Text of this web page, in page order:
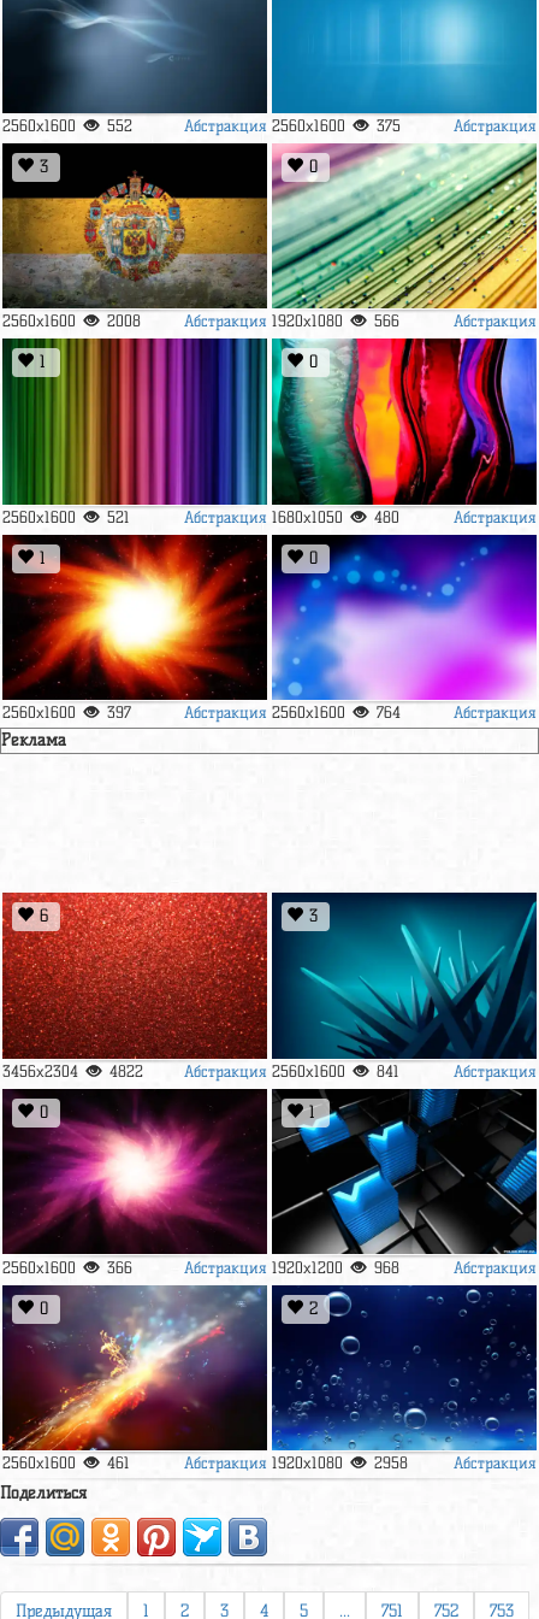
2560x1600 552 Абстракция 2560x1600 375 Абстракция
3
2560x1600 2008 Абстракция
0
1920x1080 566 Абстракция
1
2560x1600 521 Абстракция
0
1680x1050 480 Абстракция
1
2560x1600 397 Абстракция
0
2560x1600 764 Абстракция
Реклама
6
3456x2304 4822 Абстракция
3
2560x1600 841 Абстракция
0
2560x1600 366 Абстракция
1
1920x1200 968 Абстракция
0
2560x1600 461 Абстракция
2
1920x1080 2958 Абстракция
Поделиться
Предыдущая 1 2 3 4 5 ... 751 752 753